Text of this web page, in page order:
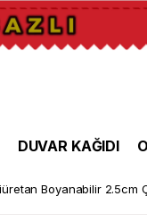
DUVAR KAĞIDI
Boyanabilir 2.5cm